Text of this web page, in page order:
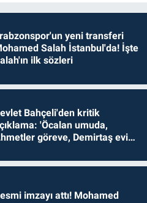
yeni transferi
Salah İstanbul'da! İşte
ilk sözleri
Bahçeli'den kritik
'Öcalan umuda,
göreve, Demirtaş evine
imzayı attı! Mohamed